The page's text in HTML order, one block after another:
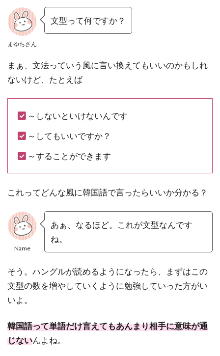
まゆちさん
文型って何ですか？
まぁ、文法っていう風に言い換えてもいいのかもしれ
ないけど、たとえば
～しないといけないんです
～してもいいですか？
～することができます
これってどんな風に韓国語で言ったらいいか分かる？
Name
あぁ、なるほど。これが文型なんです
ね。
そう。ハングルが読めるようになったら、まずはこの
文型の数を増やしていくように勉強していった方がい
いよ。
韓国語って単語だけ言えてもあんまり相手に意味が通
じないんよね。